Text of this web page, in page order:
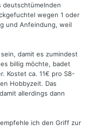
deutschtümelnden
wegen 1 oder
und Anfeindung, weil
damit es zumindest
billig möchte, badet
Kostet ca. 11€ pro S8-
Hobbyzeit. Das
allerdings dann
ich den Griff zur